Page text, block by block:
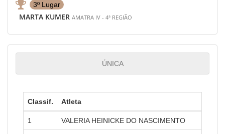
3º Lugar
MARTA KUMER AMATRA IV - 4ª REGIÃO
ÚNICA
Classif. Atleta
1 VALERIA HEINICKE DO NASCIMENTO